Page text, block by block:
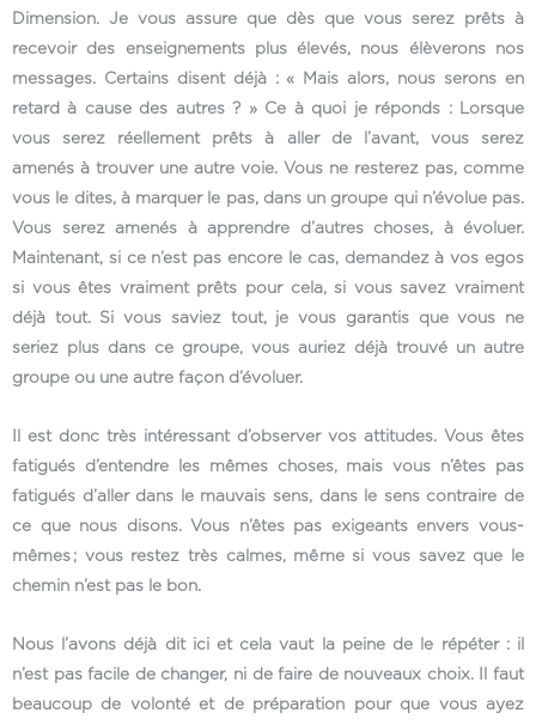
Dimension. Je vous assure que dès que vous serez prêts à
recevoir des enseignements plus élevés, nous élèverons nos
messages. Certains disent déjà : « Mais alors, nous serons en
retard à cause des autres ? » Ce à quoi je réponds : Lorsque
vous serez réellement prêts à aller de l’avant, vous serez
amenés à trouver une autre voie. Vous ne resterez pas, comme
vous le dites, à marquer le pas, dans un groupe qui n’évolue pas.
Vous serez amenés à apprendre d’autres choses, à évoluer.
Maintenant, si ce n’est pas encore le cas, demandez à vos egos
si vous êtes vraiment prêts pour cela, si vous savez vraiment
déjà tout. Si vous saviez tout, je vous garantis que vous ne
seriez plus dans ce groupe, vous auriez déjà trouvé un autre
groupe ou une autre façon d’évoluer.
Il est donc très intéressant d’observer vos attitudes. Vous êtes
fatigués d’entendre les mêmes choses, mais vous n’êtes pas
fatigués d’aller dans le mauvais sens, dans le sens contraire de
ce que nous disons. Vous n’êtes pas exigeants envers vous-
mêmes ; vous restez très calmes, même si vous savez que le
chemin n’est pas le bon.
Nous l’avons déjà dit ici et cela vaut la peine de le répéter : il
n’est pas facile de changer, ni de faire de nouveaux choix. Il faut
beaucoup de volonté et de préparation pour que vous ayez